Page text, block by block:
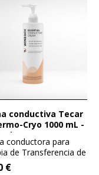
Cryo 1000 mL -
conductora para
de Transferencia de
Capacitiva y...
€